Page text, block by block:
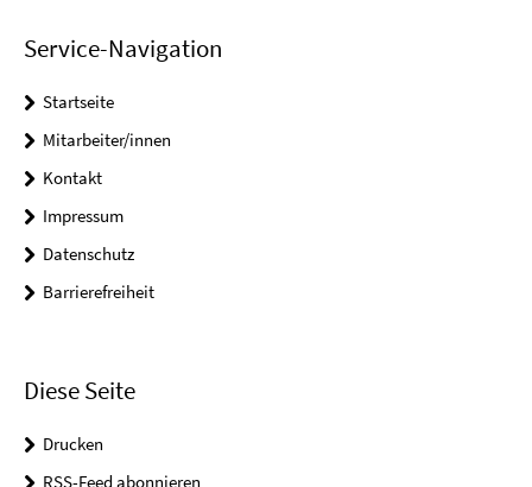
Service-Navigation
Startseite
Mitarbeiter/innen
Kontakt
Impressum
Datenschutz
Barrierefreiheit
Diese Seite
Drucken
RSS-Feed abonnieren